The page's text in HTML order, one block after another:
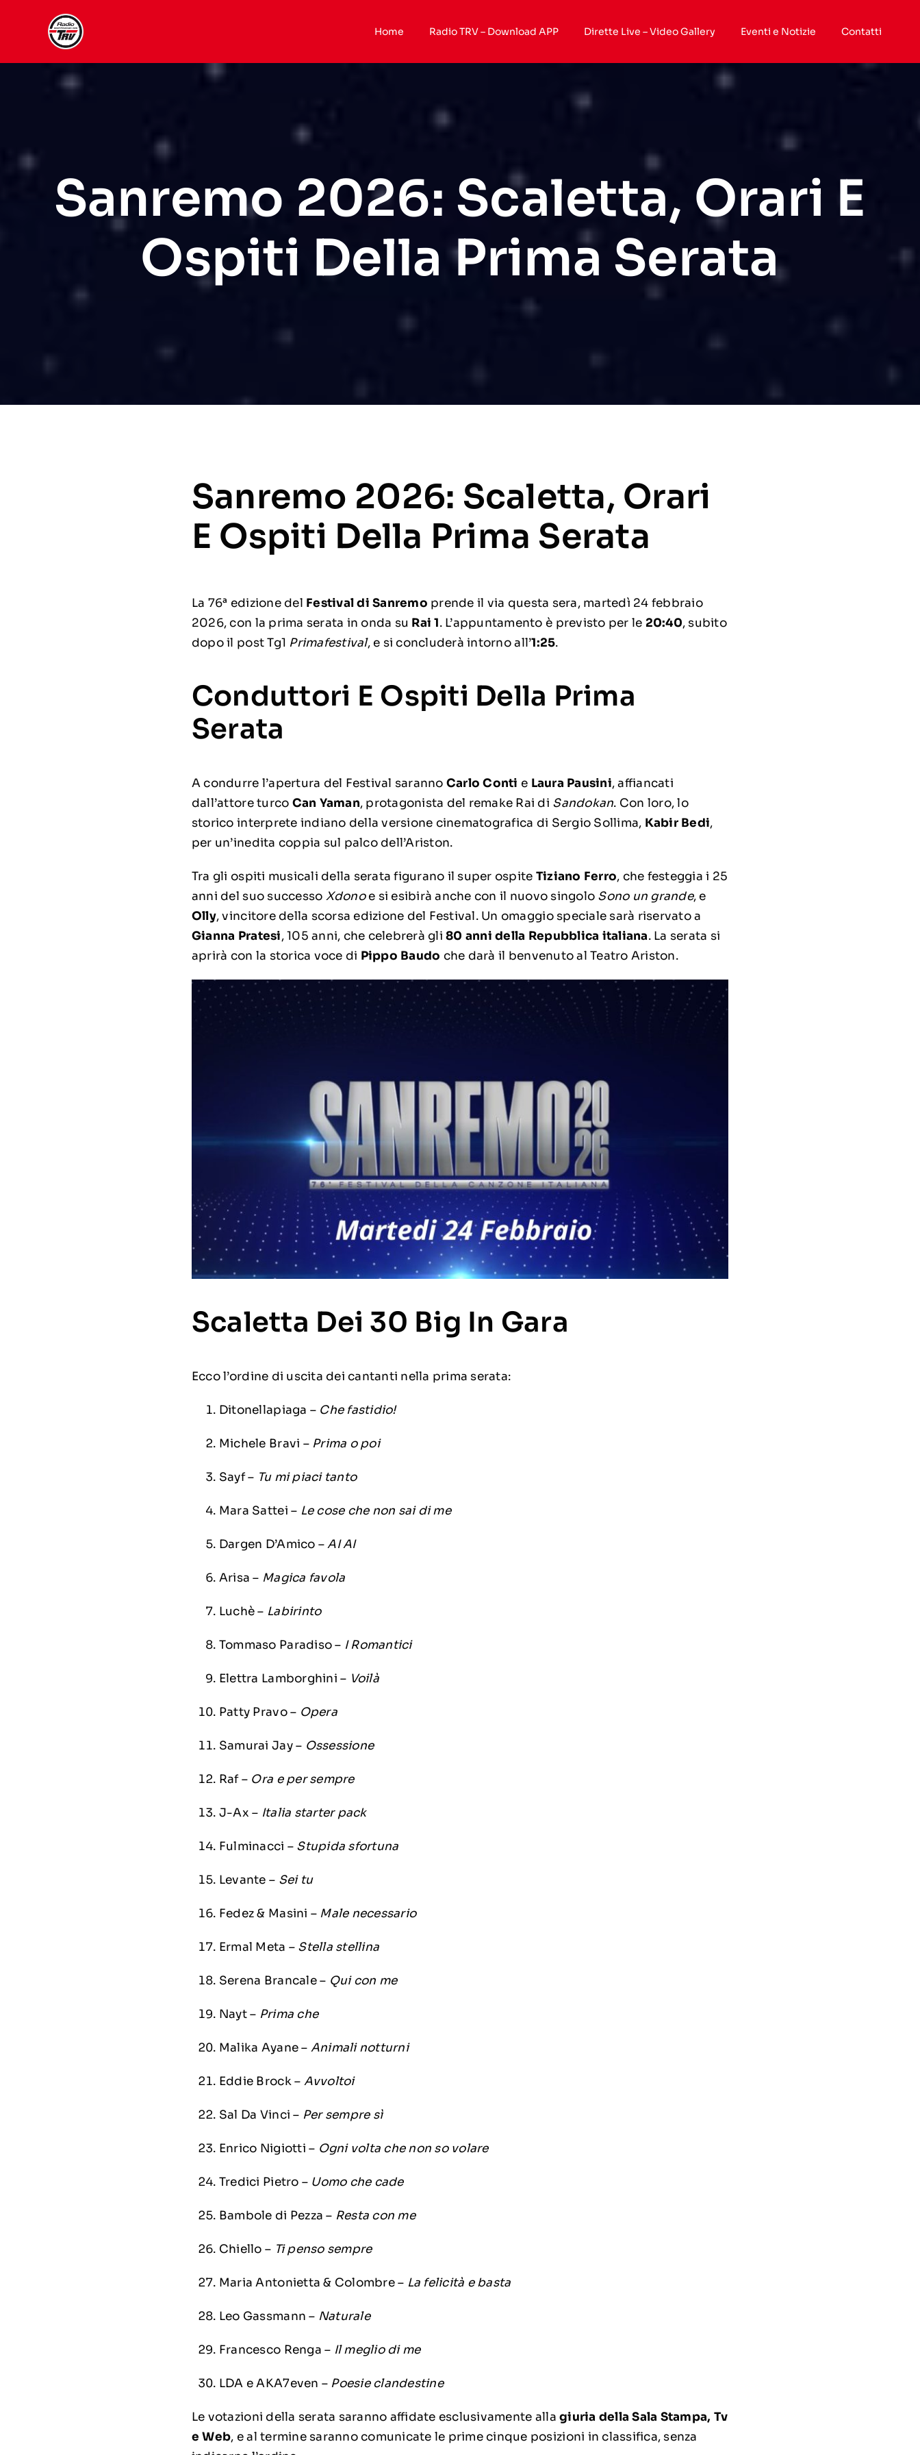
Home Radio TRV – Download APP Dirette Live – Video Gallery Eventi e Notizie Contatti
Sanremo 2026: Scaletta, Orari E
Ospiti Della Prima Serata
Sanremo 2026: Scaletta, Orari
E Ospiti Della Prima Serata
La 76ª edizione del Festival di Sanremo prende il via questa sera, martedì 24 febbraio
2026, con la prima serata in onda su Rai 1. L’appuntamento è previsto per le 20:40, subito
dopo il post Tg1 Primafestival, e si concluderà intorno all’1:25.
Conduttori E Ospiti Della Prima
Serata
A condurre l’apertura del Festival saranno Carlo Conti e Laura Pausini, affiancati
dall’attore turco Can Yaman, protagonista del remake Rai di Sandokan. Con loro, lo
storico interprete indiano della versione cinematografica di Sergio Sollima, Kabir Bedi,
per un’inedita coppia sul palco dell’Ariston.
Tra gli ospiti musicali della serata figurano il super ospite Tiziano Ferro, che festeggia i 25
anni del suo successo Xdonoe si esibirà anche con il nuovo singolo Sono un grande, e
Olly, vincitore della scorsa edizione del Festival. Un omaggio speciale sarà riservato a
Gianna Pratesi, 105 anni, che celebrerà gli80 anni della Repubblica italiana. La serata si
aprirà con la storica voce di Pippo Baudo che darà il benvenuto al Teatro Ariston.
Scaletta Dei 30 Big In Gara
Ecco l’ordine di uscita dei cantanti nella prima serata:
Ditonellapiaga – Che fastidio!
Michele Bravi – Prima o poi
Sayf – Tu mi piaci tanto
Mara Sattei – Le cose che non sai di me
Dargen D’Amico –AI AI
Arisa – Magica favola
Luchè – Labirinto
Tommaso Paradiso – I Romantici
Elettra Lamborghini – Voilà
Patty Pravo – Opera
Samurai Jay – Ossessione
Raf – Ora e per sempre
J-Ax – Italia starter pack
Fulminacci – Stupida sfortuna
Levante – Sei tu
Fedez & Masini – Male necessario
Ermal Meta – Stella stellina
Serena Brancale – Qui con me
Nayt – Prima che
Malika Ayane – Animali notturni
Eddie Brock – Avvoltoi
Sal Da Vinci – Per sempre sì
Enrico Nigiotti – Ogni volta che non so volare
Tredici Pietro – Uomo che cade
Bambole di Pezza – Resta con me
Chiello – Ti penso sempre
Maria Antonietta & Colombre – La felicità e basta
Leo Gassmann – Naturale
Francesco Renga – Il meglio di me
LDA e AKA7even – Poesie clandestine
Le votazioni della serata saranno affidate esclusivamente allagiuria della Sala Stampa, Tv
e Web, e al termine saranno comunicate le prime cinque posizioni in classifica, senza